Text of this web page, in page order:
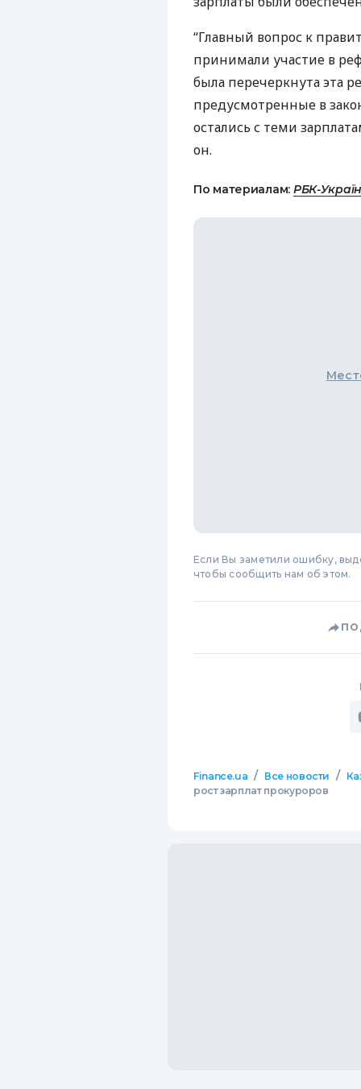
“Главный вопрос к
принимали участие в
была перечеркнута эта
предусмотренные в
остались с теми
он.
По материалам: РБК-
Если Вы заметили ошибку,
чтобы сообщить нам об этом.
Finance.ua / Все новости /
рост зарплат прокуроров